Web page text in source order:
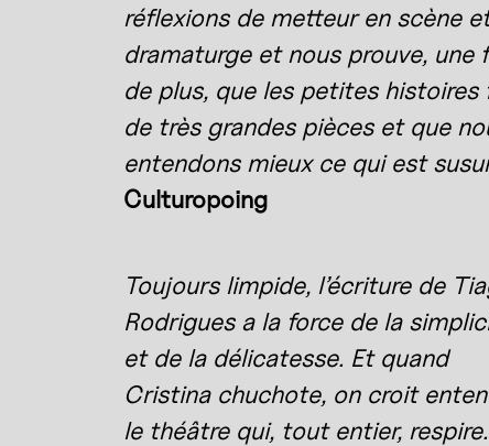
réflexions de metteur en scène
dramaturge et nous prouve, une
de plus, que les petites histoires
de très grandes pièces et que
entendons mieux ce qui est
Culturopoing
Toujours limpide, l’écriture de
Rodrigues a la force de la
et de la délicatesse. Et quand
Cristina chuchote, on croit
le théâtre qui, tout entier, respire.